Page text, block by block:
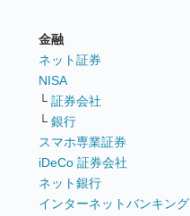
金融
ネット証券
NISA
└ 証券会社
└ 銀行
スマホ専業証券
iDeCo 証券会社
ネット銀行
インターネットバンキング